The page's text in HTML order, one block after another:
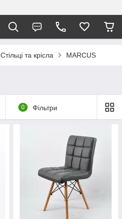
Стільці та крісла MARCUS
0 Фільтри